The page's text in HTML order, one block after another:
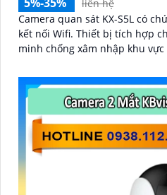
liên hệ
Camera quan sát KX-S5L có
kết nối Wifi. Thiết bị tích hợp chức năng bảo vệ thông
minh chống xâm nhập khu